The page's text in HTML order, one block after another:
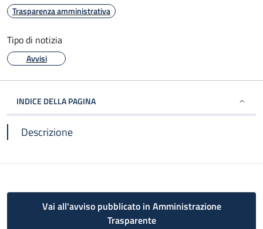
Trasparenza amministrativa
Tipo di notizia
Avvisi
INDICE DELLA PAGINA
Descrizione
Descrizione
Vai all'avviso pubblicato in Amministrazione
Trasparente